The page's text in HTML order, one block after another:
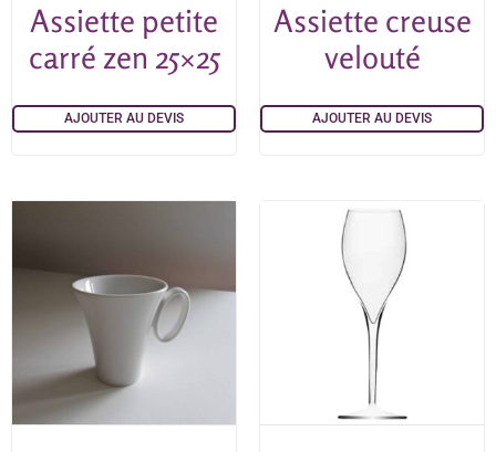
Assiette petite
carré zen 25×25
AJOUTER AU DEVIS
Assiette creuse
velouté
AJOUTER AU DEVIS